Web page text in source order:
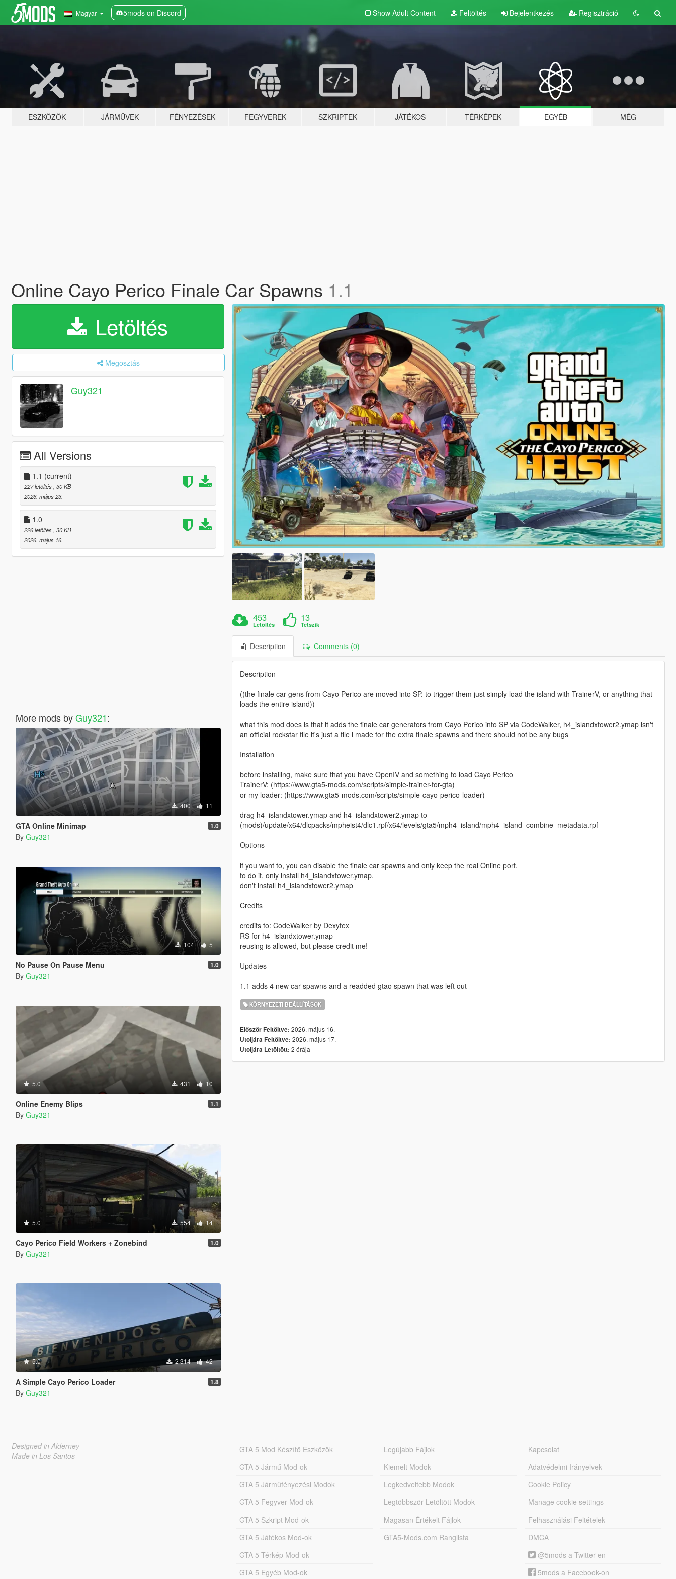
Magyar 5mods on Discord Show Adult Content Feltöltés Bejelentkezés Regisztráció
ESZKÖZÖK JÁRMŰVEK FÉNYEZÉSEK FEGYVEREK SZKRIPTEK JÁTÉKOS TÉRKÉPEK EGYÉB MÉG
Online Cayo Perico Finale Car Spawns 1.1
Letöltés
Megosztás
Guy321
All Versions
1.1 (current)
227 letöltés , 30 KB
2026. május 23.
1.0
226 letöltés , 30 KB
2026. május 16.
More mods byGuy321:
400 11
GTA Online Minimap 1.0
By Guy321
104 5
No Pause On Pause Menu 1.0
By Guy321
5.0 431 10
Online Enemy Blips 1.1
By Guy321
5.0 554 14
Cayo Perico Field Workers + Zonebind 1.0
By Guy321
5.0 2 314 42
A Simple Cayo Perico Loader 1.8
By Guy321
453
Letöltés
13
Tetszik
Description Comments (0)
Description
((the finale car gens from Cayo Perico are moved into SP. to trigger them just simply load the island with TrainerV, or anything that
loads the entire island))
what this mod does is that it adds the finale car generators from Cayo Perico into SP via CodeWalker, h4_islandxtower2.ymap isn't
an official rockstar file it's just a file i made for the extra finale spawns and there should not be any bugs
Installation
before installing, make sure that you have OpenIV and something to load Cayo Perico
TrainerV: (https://www.gta5-mods.com/scripts/simple-trainer-for-gta)
or my loader: (https://www.gta5-mods.com/scripts/simple-cayo-perico-loader)
drag h4_islandxtower.ymap and h4_islandxtower2.ymap to
(mods)/update/x64/dlcpacks/mpheist4/dlc1.rpf/x64/levels/gta5/mph4_island/mph4_island_combine_metadata.rpf
Options
if you want to, you can disable the finale car spawns and only keep the real Online port.
to do it, only install h4_islandxtower.ymap.
don't install h4_islandxtower2.ymap
Credits
credits to: CodeWalker by Dexyfex
RS for h4_islandxtower.ymap
reusing is allowed, but please credit me!
Updates
1.1 adds 4 new car spawns and a readded gtao spawn that was left out
KÖRNYEZETI BEÁLLÍTÁSOK
Először Feltöltve: 2026. május 16.
Utoljára Feltöltve: 2026. május 17.
Utoljára Letöltött: 2 órája
Designed in Alderney
Made in Los Santos
GTA 5 Mod Készítő Eszközök
GTA 5 Jármű Mod-ok
GTA 5 Járműfényezési Modok
GTA 5 Fegyver Mod-ok
GTA 5 Szkript Mod-ok
GTA 5 Játékos Mod-ok
GTA 5 Térkép Mod-ok
GTA 5 Egyéb Mod-ok
Legújabb Fájlok
Kiemelt Modok
Legkedveltebb Modok
Legtöbbször Letöltött Modok
Magasan Értékelt Fájlok
GTA5-Mods.com Ranglista
Kapcsolat
Adatvédelmi Irányelvek
Cookie Policy
Manage cookie settings
Felhasználási Feltételek
DMCA
@5mods a Twitter-en
5mods a Facebook-on